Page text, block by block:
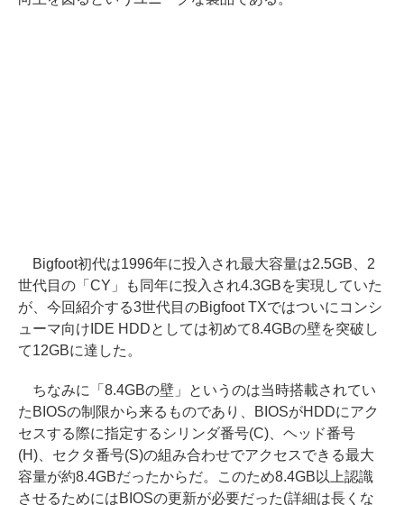
Bigfoot初代は1996年に投入され最大容量は2.5GB、2
世代目の「CY」も同年に投入され4.3GBを実現していた
が、今回紹介する3世代目のBigfoot TXではついにコンシ
ューマ向けIDE HDDとしては初めて8.4GBの壁を突破し
て12GBに達した。
ちなみに「8.4GBの壁」というのは当時搭載されてい
たBIOSの制限から来るものであり、BIOSがHDDにアク
セスする際に指定するシリンダ番号(C)、ヘッド番号
(H)、セクタ番号(S)の組み合わせでアクセスできる最大
容量が約8.4GBだったからだ。このため8.4GB以上認識
させるためにはBIOSの更新が必要だった(詳細は長くな